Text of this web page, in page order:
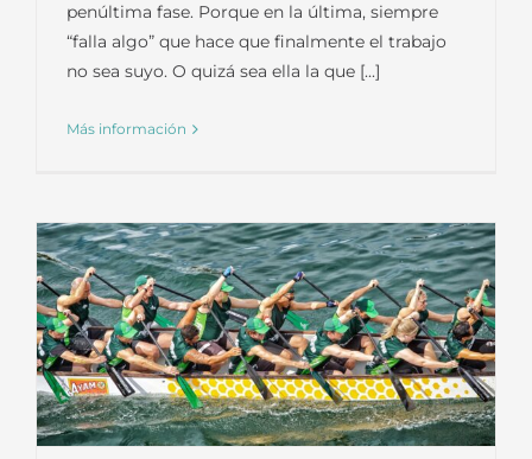
penúltima fase. Porque en la última, siempre
“falla algo” que hace que finalmente el trabajo
no sea suyo. O quizá sea ella la que [...]
Más información